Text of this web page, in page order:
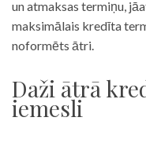
un atmaksas termiņu,
maksimālais kredīta
noformēts ātri.
Daži ātrā
iemesli